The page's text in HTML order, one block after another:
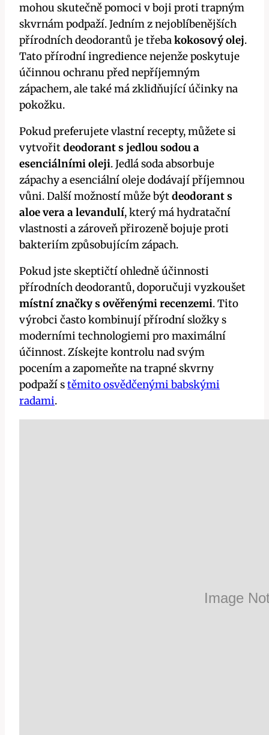
mohou skutečně pomoci v boji proti trapným
skvrnám podpaží. Jedním z nejoblíbenějších
přírodních deodorantů je třebakokosový olej.
Tato přírodní ingredience nejenže poskytuje
účinnou ochranu před nepříjemným
zápachem, ale také má zklidňující účinky na
pokožku.
Pokud preferujete vlastní recepty, můžete si
vytvořitdeodorant s jedlou sodou a
esenciálními oleji. Jedlá soda absorbuje
zápachy a esenciální oleje dodávají příjemnou
vůni. Další možností může býtdeodorant s
aloe vera a levandulí, který má hydratační
vlastnosti a zároveň přirozeně bojuje proti
bakteriím způsobujícím zápach.
Pokud jste skeptičtí ohledně účinnosti
přírodních deodorantů, doporučuji vyzkoušet
místní značky s ověřenými recenzemi. Tito
výrobci často kombinují přírodní složky s
moderními technologiemi pro maximální
účinnost. Získejte kontrolu nad svým
pocením a zapomeňte na trapné skvrny
podpaží stěmito osvědčenými babskými
radami.